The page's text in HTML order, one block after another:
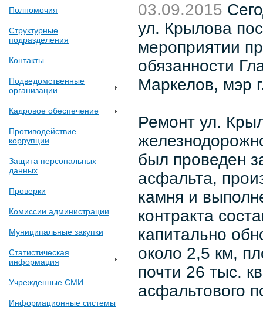
Полномочия
Структурные
подразделения
Контакты
Подведомственные
организации
Кадровое обеспечение
Противодействие
коррупции
Защита персональных
данных
Проверки
Комиссии администрации
Муниципальные закупки
Статистическая
информация
Учрежденные СМИ
Информационные системы
03.09.2015
ул. Крылова
мероприятии
обязанности
Маркелов, мэр
Ремонт ул.
был проведен
асфальта,
камня и
контракта
капитально
около 2,5 км,
почти 26 тыс.
асфальтового